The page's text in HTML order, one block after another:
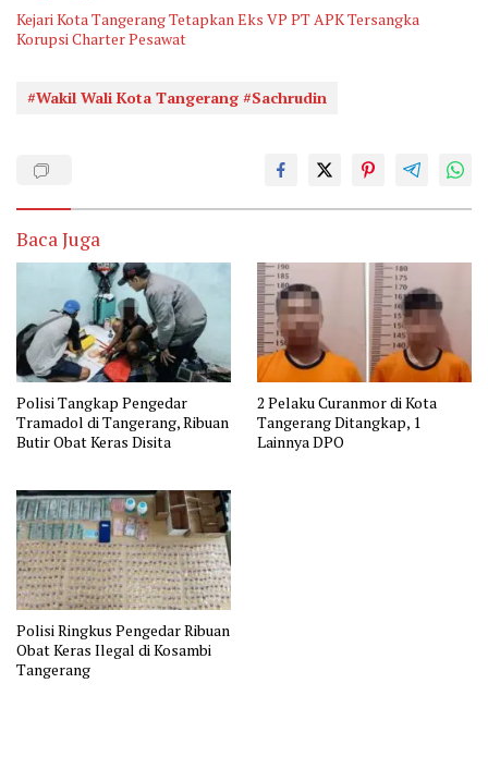
Kejari Kota Tangerang Tetapkan Eks VP PT APK Tersangka
Korupsi Charter Pesawat
#Wakil Wali Kota Tangerang #Sachrudin
Baca Juga
Polisi Tangkap Pengedar
Tramadol di Tangerang, Ribuan
Butir Obat Keras Disita
2 Pelaku Curanmor di Kota
Tangerang Ditangkap, 1
Lainnya DPO
Polisi Ringkus Pengedar Ribuan
Obat Keras Ilegal di Kosambi
Tangerang